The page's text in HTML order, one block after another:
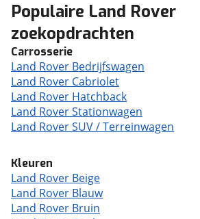
Populaire Land Rover
zoekopdrachten
Carrosserie
Land Rover Bedrijfswagen
Land Rover Cabriolet
Land Rover Hatchback
Land Rover Stationwagen
Land Rover SUV / Terreinwagen
Kleuren
Land Rover Beige
Land Rover Blauw
Land Rover Bruin